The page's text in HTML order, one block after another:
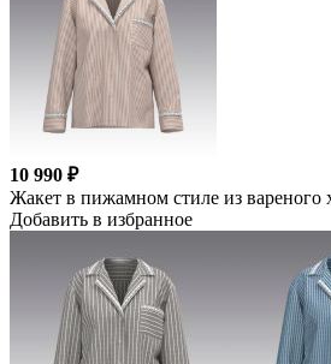
10 990 ₽
Жакет в пижамном стиле из вареного
Добавить в избранное